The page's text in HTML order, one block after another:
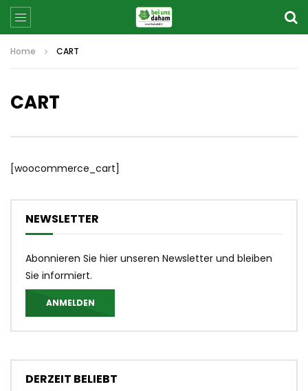
Home CART
CART
[woocommerce_cart]
NEWSLETTER
Abonnieren Sie hier unseren Newsletter und bleiben
Sie informiert.
ANMELDEN
DERZEIT BELIEBT